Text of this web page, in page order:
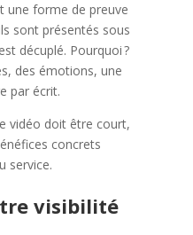
une forme de preuve
sont présentés sous
décuplé. Pourquoi ?
des émotions, une
par écrit.
vidéo doit être court,
concrets
service.
visibilité